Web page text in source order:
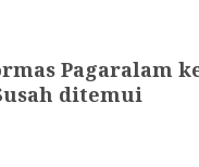
Pagaralam
ditemui